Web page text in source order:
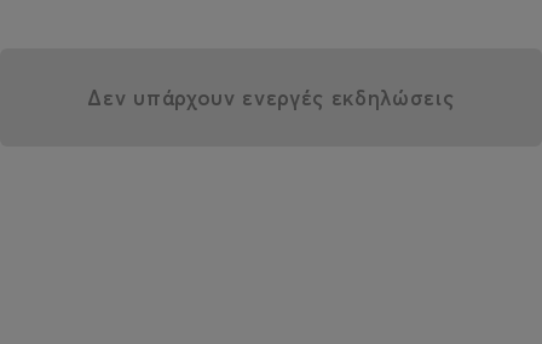
Δεν υπάρχουν ενεργές εκδηλώσεις